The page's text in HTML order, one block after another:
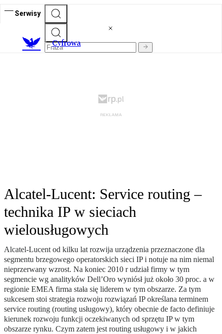
Serwisy
Cyfrowa
Alcatel-Lucent: Service routing –
technika IP w sieciach
wielousługowych
Alcatel-Lucent od kilku lat rozwija urządzenia przeznaczone dla
segmentu brzegowego operatorskich sieci IP i notuje na nim niemal
nieprzerwany wzrost. Na koniec 2010 r udział firmy w tym
segmencie wg analityków Dell’Oro wyniósł już około 30 proc. a w
regionie EMEA firma stała się liderem w tym obszarze. Za tym
sukcesem stoi strategia rozwoju rozwiązań IP określana terminem
service routing (routing usługowy), który obecnie de facto definiuje
kierunek rozwoju funkcji oczekiwanych od sprzętu IP w tym
obszarze rynku. Czym zatem jest routing usługowy i w jakich